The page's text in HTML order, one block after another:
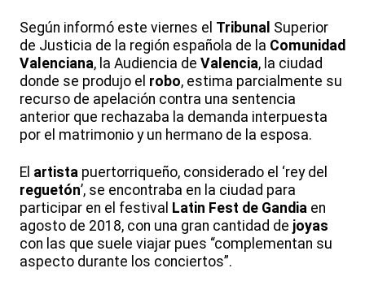
Según informó este viernes el Tribunal Superior
de Justicia de la región española de la Comunidad
Valenciana, la Audiencia de Valencia, la ciudad
donde se produjo el robo, estima parcialmente su
recurso de apelación contra una sentencia
anterior que rechazaba la demanda interpuesta
por el matrimonio y un hermano de la esposa.
El artista puertorriqueño, considerado el ‘rey del
reguetón’, se encontraba en la ciudad para
participar en el festival Latin Fest de Gandia en
agosto de 2018, con una gran cantidad de joyas
con las que suele viajar pues “complementan su
aspecto durante los conciertos”.